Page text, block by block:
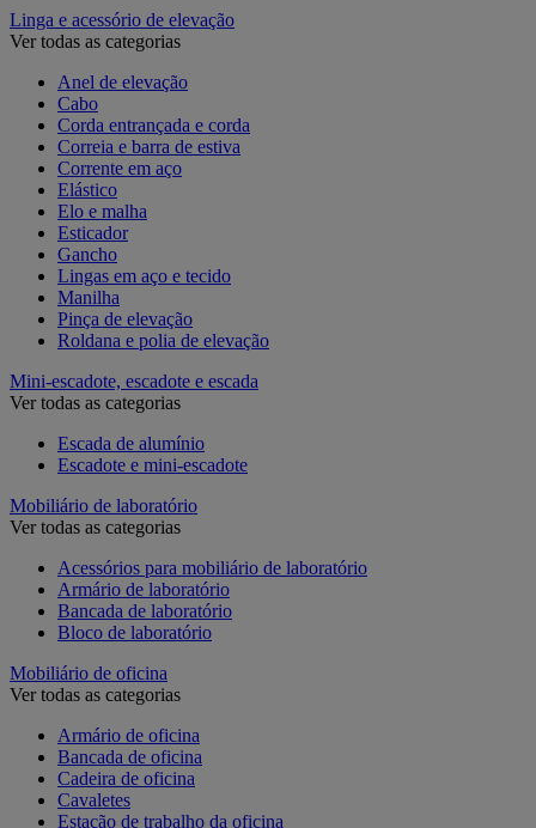
Linga e acessório de elevação
Ver todas as categorias
Anel de elevação
Cabo
Corda entrançada e corda
Correia e barra de estiva
Corrente em aço
Elástico
Elo e malha
Esticador
Gancho
Lingas em aço e tecido
Manilha
Pinça de elevação
Roldana e polia de elevação
Mini-escadote, escadote e escada
Ver todas as categorias
Escada de alumínio
Escadote e mini-escadote
Mobiliário de laboratório
Ver todas as categorias
Acessórios para mobiliário de laboratório
Armário de laboratório
Bancada de laboratório
Bloco de laboratório
Mobiliário de oficina
Ver todas as categorias
Armário de oficina
Bancada de oficina
Cadeira de oficina
Cavaletes
Estação de trabalho da oficina